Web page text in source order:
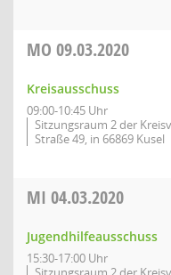
MO 09.03.2020
Kreisausschuss
09:00-10:45 Uhr
Sitzungsraum 2 der
Straße 49, in 66869 Kusel
MI 04.03.2020
Jugendhilfeausschuss
15:30-17:00 Uhr